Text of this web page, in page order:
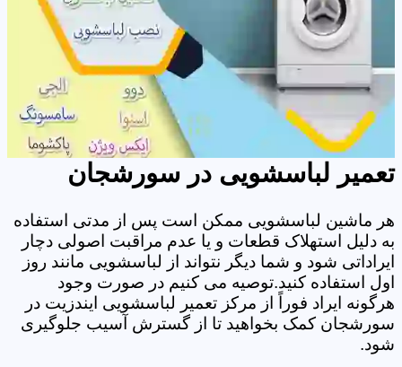
تعمیر لباسشویی در سورشجان
هر ماشین لباسشویی ممکن است پس از مدتی استفاده
به دلیل استهلاک قطعات و یا عدم مراقبت اصولی دچار
ایراداتی شود و شما دیگر نتواند از لباسشویی مانند روز
اول استفاده کنید.توصیه می کنیم در صورت وجود
هرگونه ایراد فوراً از مرکز تعمیر لباسشویی ایندزیت در
سورشجان کمک بخواهید تا از گسترش آسیب جلوگیری
شود.